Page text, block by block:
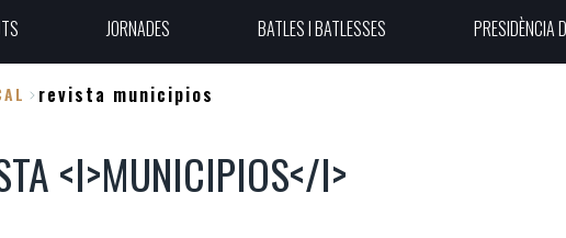
JORNADES BATLES I BATLESSES PRESIDÈNCIA
revista municipios
<I>MUNICIPIOS</I>